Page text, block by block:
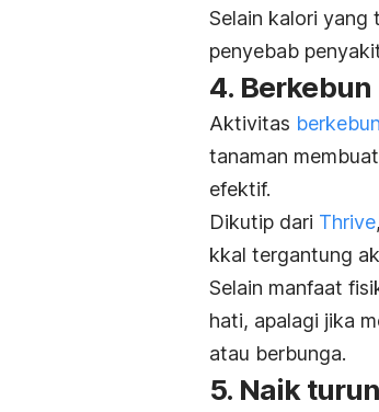
Selain kalori yang
penyebab
4. Berkebun
Aktivitas berkebun
tanaman
efektif.
Dikutip dari Thrive
kkal tergantung
Selain manfaat
hati, apalagi jika
atau berbunga.
5. Naik